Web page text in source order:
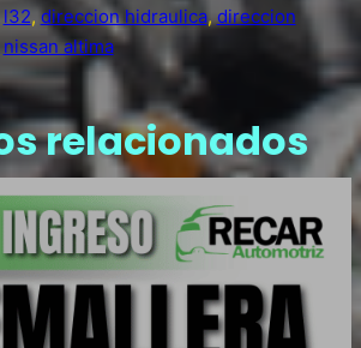
l32, direccion hidraulica, direccion
nissan altima
relacionados